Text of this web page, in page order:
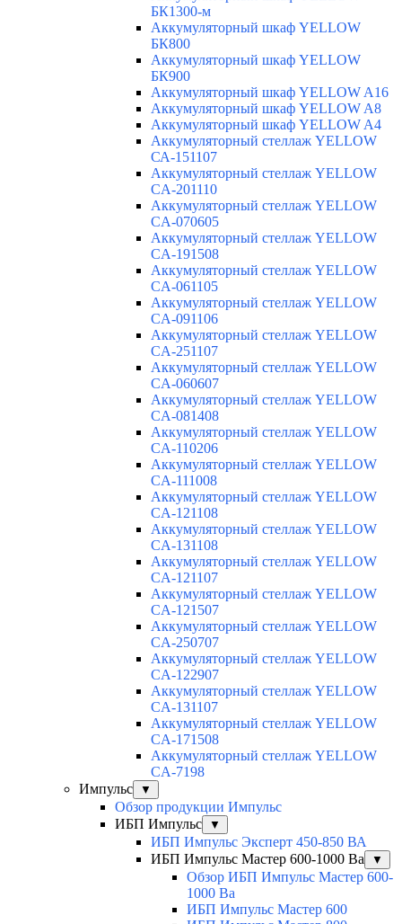
БК1300-м
Аккумуляторный шкаф YELLOW
БК800
Аккумуляторный шкаф YELLOW
БК900
Аккумуляторный шкаф YELLOW A16
Аккумуляторный шкаф YELLOW A8
Аккумуляторный шкаф YELLOW A4
Аккумуляторный стеллаж YELLOW
СА-151107
Аккумуляторный стеллаж YELLOW
CA-201110
Аккумуляторный стеллаж YELLOW
CA-070605
Аккумуляторный стеллаж YELLOW
CA-191508
Аккумуляторный стеллаж YELLOW
CA-061105
Аккумуляторный стеллаж YELLOW
CA-091106
Аккумуляторный стеллаж YELLOW
CA-251107
Аккумуляторный стеллаж YELLOW
CA-060607
Аккумуляторный стеллаж YELLOW
CA-081408
Аккумуляторный стеллаж YELLOW
CA-110206
Аккумуляторный стеллаж YELLOW
CA-111008
Аккумуляторный стеллаж YELLOW
CA-121108
Аккумуляторный стеллаж YELLOW
CA-131108
Аккумуляторный стеллаж YELLOW
CA-121107
Аккумуляторный стеллаж YELLOW
CA-121507
Аккумуляторный стеллаж YELLOW
CA-250707
Аккумуляторный стеллаж YELLOW
CA-122907
Аккумуляторный стеллаж YELLOW
CA-131107
Аккумуляторный стеллаж YELLOW
CA-171508
Аккумуляторный стеллаж YELLOW
CA-7198
Импульс
▼
Обзор продукции Импульс
ИБП Импульс
▼
ИБП Импульс Эксперт 450-850 ВА
ИБП Импульс Мастер 600-1000 Ва
▼
Обзор ИБП Импульс Мастер 600-
1000 Ва
ИБП Импульс Мастер 600